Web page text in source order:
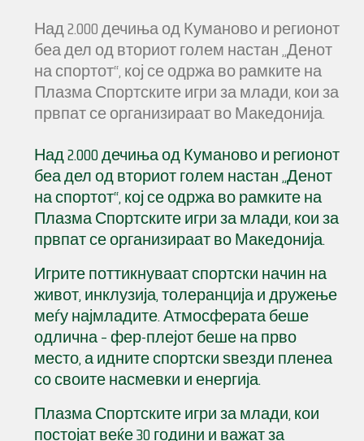
Над 2.000 дечиња од Куманово и регионот
беа дел од вториот голем настан „Денот
на спортот“, кој се одржа во рамките на
Плазма Спортските игри за млади, кои за
првпат се организираат во Македонија.
Над 2.000 дечиња од Куманово и регионот
беа дел од вториот голем настан „Денот
на спортот“, кој се одржа во рамките на
Плазма Спортските игри за млади, кои за
првпат се организираат во Македонија.
Игрите поттикнуваат спортски начин на
живот, инклузија, толеранција и дружење
меѓу најмладите. Атмосферата беше
одлична – фер-плејот беше на прво
место, а идните спортски ѕвезди пленеа
со своите насмевки и енергија.
Плазма Спортските игри за млади, кои
постојат веќе 30 години и важат за